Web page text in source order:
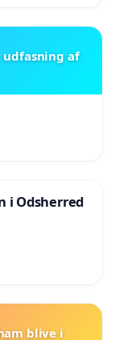
udfasning af
i Odsherred
blive i